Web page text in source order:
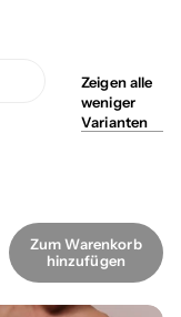
Zeigenalle
weniger
Varianten
Zum Warenkorb
hinzufügen